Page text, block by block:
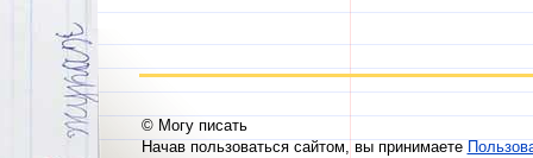
© Могу писать
Начав пользоваться сайтом, вы принимаете